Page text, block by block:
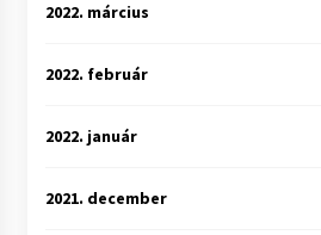
2022. március
2022. február
2022. január
2021. december